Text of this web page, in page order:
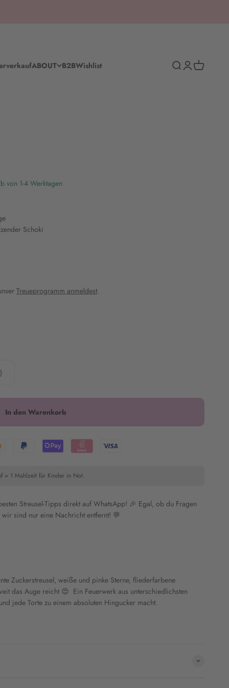
ABOUT B2BWishlist SucheAnmelden
Warenkorb
von 1-4 Werktagen
Schoki
Treueprogramm anmeldest.
In den Warenkorb
= 1 Mahlzeit für Kinder in Not.
Streusel-Tipps direkt auf WhatsApp! 🎉 Egal, ob du Fragen
sind nur eine Nachricht entfernt! 💬
Zuckerstreusel, weiße und pinke Sterne, fliederfarbene
das Auge reicht 😍 Ein Feuerwerk aus unterschiedlichsten
jede Torte zu einem absoluten Hingucker macht.